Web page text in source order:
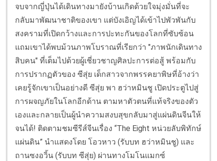
จบจากญี่ปุ่นได้เดินทางมายังบ้านเกิดด้วยใจมุ่งมั่นที่จะ
กลับมาพัฒนาชาติของเขา แต่บังเอิญได้เข้าไปพัวพันกับ
สงครามที่เปิดกว้างและการปะทะกันของโลกที่ซับซ้อน
แถมเขาได้พบม้วนภาพโบราณที่เรียกว่า "ภาพนักเดินทาง
สิบคน" ที่เต็มไปด้วยผู้เชี่ยวชาญศิลปะการต่อสู้ พร้อมกับ
การปรากฏตัวของ ซีสุ่ย เด็กสาวจากพรรคยาพิษที่อ้างว่า
เคยรู้จักเขาเป็นอย่างดี ซีสุ่ย พา ฮว่าหมินชู เปิดประตูไปสู่
การผจญภัยในโลกอีกด้าน ตามหาตัวตนที่แท้จริงของตัว
เองและกลายเป็นผู้นำความสงบสุขกลับมาสู่แผ่นดินจีนให้
จนได้! ติดตามชมซีรีส์จีนเรื่อง “The Eight หน่วยลับพิทักษ์
แผ่นดิน” นำแสดงโดย โอวหาว (รับบท ฮว่าหมินชู) และ
ถานซงอวิ้น (รับบท ซีสุ่ย) ผ่านทางโมโนแมกซ์